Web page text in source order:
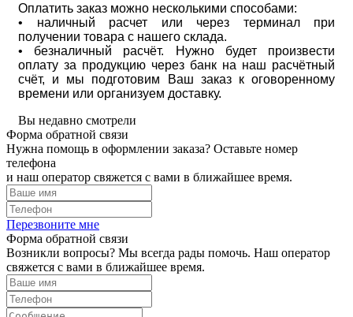
Оплатить заказ можно несколькими способами:
• наличный расчет или через терминал при
получении товара с нашего склада.
• безналичный расчёт. Нужно будет произвести
оплату за продукцию через банк на наш расчётный
счёт, и мы подготовим Ваш заказ к оговоренному
времени или организуем доставку.
Вы недавно смотрели
Форма обратной связи
Нужна помощь в оформлении заказа? Оставьте номер
телефона
и наш оператор свяжется с вами в ближайшее время.
Перезвоните мне
Форма обратной связи
Возникли вопросы? Мы всегда рады помочь. Наш оператор
свяжется с вами в ближайшее время.